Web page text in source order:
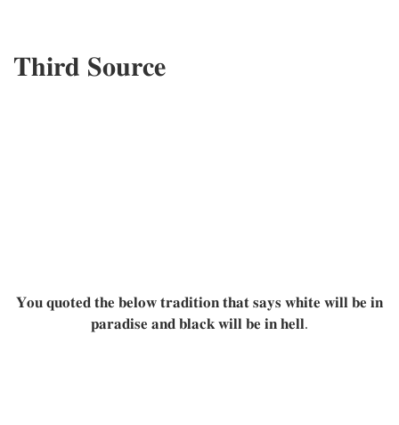
𝐓𝐡𝐢𝐫𝐝 𝐒𝐨𝐮𝐫𝐜𝐞
𝐘𝐨𝐮 𝐪𝐮𝐨𝐭𝐞𝐝 𝐭𝐡𝐞 𝐛𝐞𝐥𝐨𝐰 𝐭𝐫𝐚𝐝𝐢𝐭𝐢𝐨𝐧 𝐭𝐡𝐚𝐭 𝐬𝐚𝐲𝐬 𝐰𝐡𝐢𝐭𝐞 𝐰𝐢𝐥𝐥 𝐛𝐞 𝐢𝐧
𝐩𝐚𝐫𝐚𝐝𝐢𝐬𝐞 𝐚𝐧𝐝 𝐛𝐥𝐚𝐜𝐤 𝐰𝐢𝐥𝐥 𝐛𝐞 𝐢𝐧 𝐡𝐞𝐥𝐥.